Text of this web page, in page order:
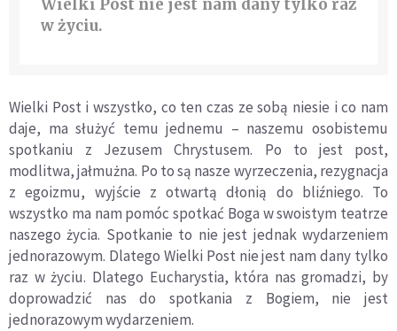
Wielki Post nie jest nam dany tylko raz
w życiu.
Wielki Post i wszystko, co ten czas ze sobą niesie i co nam
daje, ma służyć temu jednemu – naszemu osobistemu
spotkaniu z Jezusem Chrystusem. Po to jest post,
modlitwa, jałmużna. Po to są nasze wyrzeczenia, rezygnacja
z egoizmu, wyjście z otwartą dłonią do bliźniego. To
wszystko ma nam pomóc spotkać Boga w swoistym teatrze
naszego życia. Spotkanie to nie jest jednak wydarzeniem
jednorazowym. Dlatego Wielki Post nie jest nam dany tylko
raz w życiu. Dlatego Eucharystia, która nas gromadzi, by
doprowadzić nas do spotkania z Bogiem, nie jest
jednorazowym wydarzeniem.